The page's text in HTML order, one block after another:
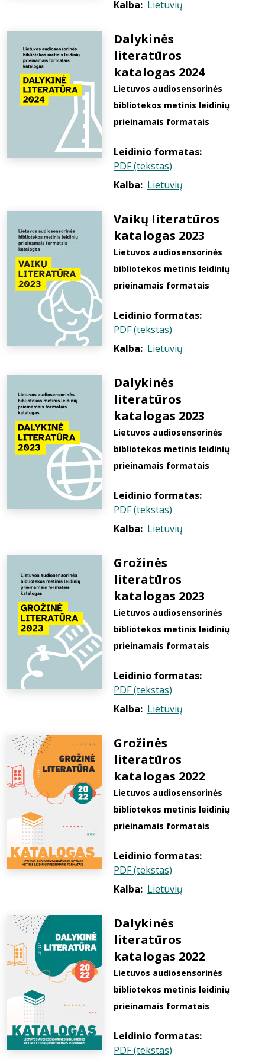
Kalba: Lietuvių
Dalykinės
literatūros
katalogas 2024
Lietuvos audiosensorinės
bibliotekos metinis leidinių
prieinamais formatais
Leidinio formatas:
PDF (tekstas)
Kalba: Lietuvių
Vaikų literatūros
katalogas 2023
Lietuvos audiosensorinės
bibliotekos metinis leidinių
prieinamais formatais
Leidinio formatas:
PDF (tekstas)
Kalba: Lietuvių
Dalykinės
literatūros
katalogas 2023
Lietuvos audiosensorinės
bibliotekos metinis leidinių
prieinamais formatais
Leidinio formatas:
PDF (tekstas)
Kalba: Lietuvių
Grožinės
literatūros
katalogas 2023
Lietuvos audiosensorinės
bibliotekos metinis leidinių
prieinamais formatais
Leidinio formatas:
PDF (tekstas)
Kalba: Lietuvių
Grožinės
literatūros
katalogas 2022
Lietuvos audiosensorinės
bibliotekos metinis leidinių
prieinamais formatais
Leidinio formatas:
PDF (tekstas)
Kalba: Lietuvių
Dalykinės
literatūros
katalogas 2022
Lietuvos audiosensorinės
bibliotekos metinis leidinių
prieinamais formatais
Leidinio formatas:
PDF (tekstas)